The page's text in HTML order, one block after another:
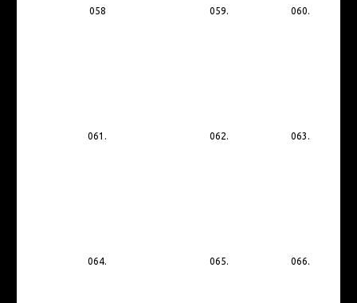
058 059. 060.
061. 062. 063.
064. 065. 066.